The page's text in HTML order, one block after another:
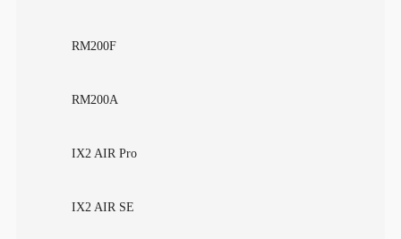
RM200F
RM200A
IX2 AIR Pro
IX2 AIR SE